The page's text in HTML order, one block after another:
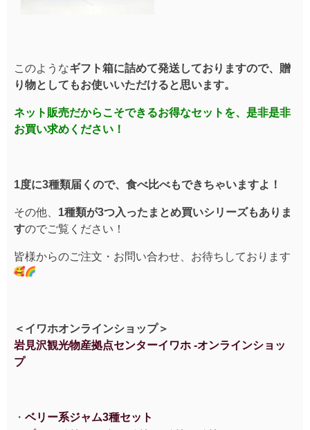
このようなギフト箱に詰めて発送しておりますので、 贈
り物としてもお使いいただけると思います。
ネット販売だからこそできるお得なセットを、 是非是非
お買い求めください！
1度に3種類届くので、食べ比べもできちゃいますよ！
その他、 1種類が3つ入ったまとめ買いシリーズもありま
すのでご覧くださ い！
皆様からのご注文・お問い合わせ、お待ちしております
＜イワホオンラインショップ＞
岩見沢観光物産拠点センターイワホ -オンラインショッ
プ
・ ベリー系ジャム3種セット